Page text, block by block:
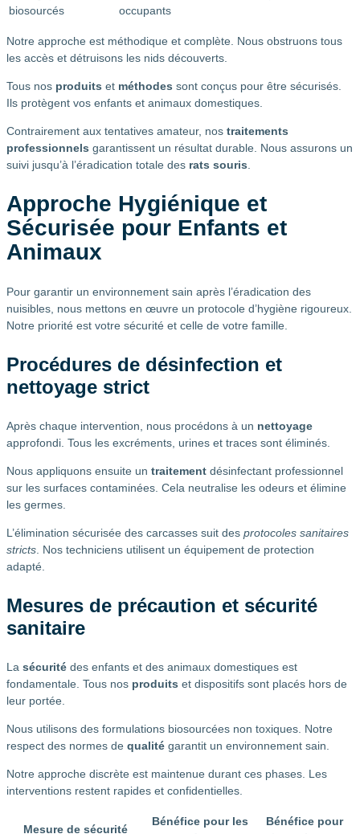
biosourcés
occupants
Notre approche est méthodique et complète. Nous obstruons tous
les accès et détruisons les nids découverts.
Tous nos produits et méthodes sont conçus pour être sécurisés.
Ils protègent vos enfants et animaux domestiques.
Contrairement aux tentatives amateur, nos traitements
professionnels garantissent un résultat durable. Nous assurons un
suivi jusqu’à l’éradication totale des rats souris
Approche Hygiénique et
Sécurisée pour Enfants et
Animaux
Pour garantir un environnement sain après l’éradication des
nuisibles, nous mettons en œuvre un protocole d’hygiène rigoureux.
Notre priorité est votre sécurité et celle de votre famille.
Procédures de désinfection et
nettoyage strict
Après chaque intervention, nous procédons à un nettoyage
approfondi. Tous les excréments, urines et traces sont éliminés.
Nous appliquons ensuite un traitement désinfectant professionnel
sur les surfaces contaminées. Cela neutralise les odeurs et élimine
les germes.
L’élimination sécurisée des carcasses suit des protocoles sanitaires
stricts . Nos techniciens utilisent un équipement de protection
adapté.
Mesures de précaution et sécurité
sanitaire
La sécurité des enfants et des animaux domestiques est
fondamentale. Tous nos produits et dispositifs sont placés hors de
leur portée.
Nous utilisons des formulations biosourcées non toxiques. Notre
respect des normes de qualité garantit un environnement sain.
Notre approche discrète est maintenue durant ces phases. Les
interventions restent rapides et confidentielles.
Mesure de sécurité
Bénéfice pour les
Bénéfice pour